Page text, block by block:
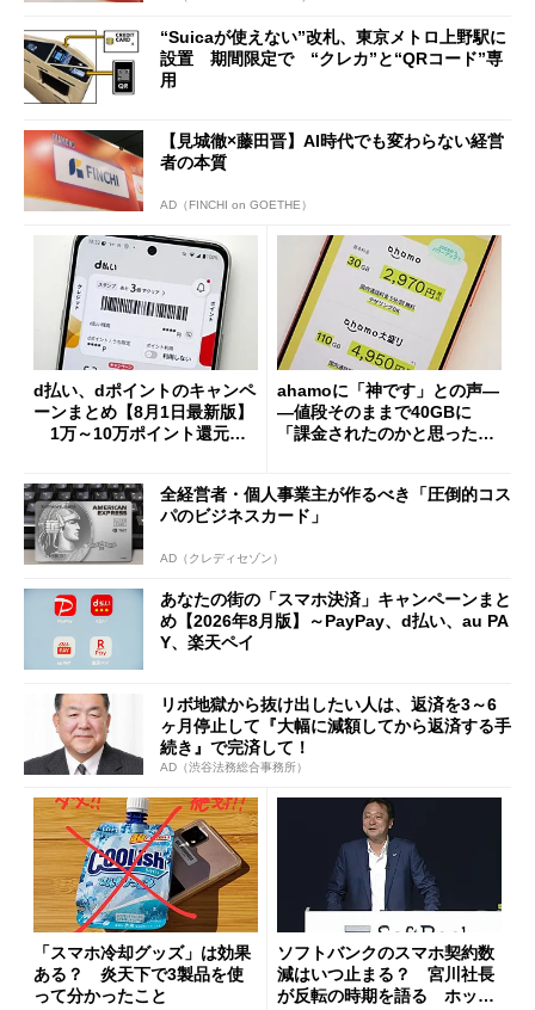
“Suicaが使えない”改札、東京メトロ上野駅に
設置 期間限定で “クレカ”と“QRコード”専
用
【見城徹×藤田晋】AI時代でも変わらない経営
者の本質
AD（FINCHI on GOETHE）
d払い、dポイントのキャンペ
ーンまとめ【8月1日最新版】
1万～10万ポイント還元の
ahamoに「神です」との声―
―値段そのままで40GBに
「課金されたのかと思った」
全経営者・個人事業主が作るべき「圧倒的コス
パのビジネスカード」
AD（クレディセゾン）
あなたの街の「スマホ決済」キャンペーンまと
め【2026年8月版】～PayPay、d払い、au PA
Y、楽天ペイ
リボ地獄から抜け出したい人は、返済を3～6
ヶ月停止して『大幅に減額してから返済する手
続き』で完済して！
AD（渋谷法務総合事務所）
「スマホ冷却グッズ」は効果
ある？ 炎天下で3製品を使
って分かったこと
ソフトバンクのスマホ契約数
減はいつ止まる？ 宮川社長
が反転の時期を語る ホッピ